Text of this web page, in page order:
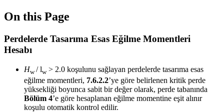
On this Page
Perdelerde Tasarıma Esas Eğilme Momentleri
Hesabı
Hw/ lw> 2.0 koşulunu sağlayan perdelerde tasarıma esas
eğilme momentleri, 7.6.2.2’ye göre belirlenen kritik perde
yüksekliği boyunca sabit bir değer olarak, perde tabanında
Bölüm 4’e göre hesaplanan eğilme momentine eşit alınır
koşulu otomatik kontrol edilir.